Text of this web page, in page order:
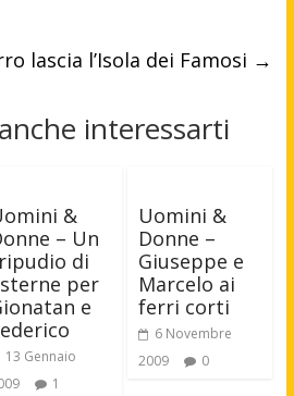
lascia l’Isola dei Famosi →
interessarti
&
– Un
di
per
e
13 Gennaio
1
Uomini &
Donne –
Giuseppe e
Marcelo ai
ferri corti
6 Novembre
2009
0